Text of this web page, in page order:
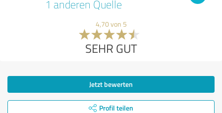
1 anderen Quelle
4,70 von 5
SEHR GUT
Jetzt bewerten
Profil teilen